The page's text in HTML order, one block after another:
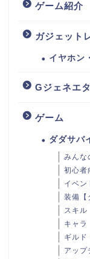
ゲーム紹介
ガジェット
イヤホン
Gジェネエ
ゲーム
ダダサバ
みんな
初心者
イベン
装備【
スキル
キャラ
ギルド
アップ